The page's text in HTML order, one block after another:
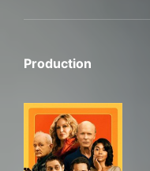
Production